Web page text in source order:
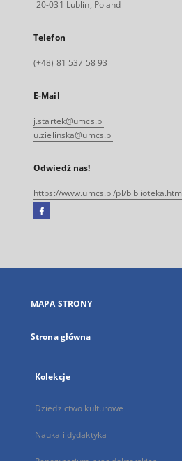
20-031 Lublin, Poland
Telefon
(+48) 81 537 58 93
E-Mail
j.startek@umcs.pl
u.zielinska@umcs.pl
Odwiedź nas!
https://www.umcs.pl/pl/biblioteka.htm
Facebook
się
karcie
MAPA STRONY
Strona główna
Kolekcje
Dziedzictwo kulturowe
Nauka i dydaktyka